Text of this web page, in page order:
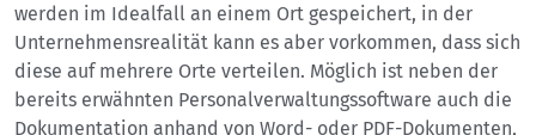
werden im Idealfall an einem Ort gespeichert, in der
Unternehmensrealität kann es aber vorkommen, dass sich
diese auf mehrere Orte verteilen. Möglich ist neben der
bereits erwähnten Personalverwaltungssoftware auch die
Dokumentation anhand von Word- oder PDF-Dokumenten,